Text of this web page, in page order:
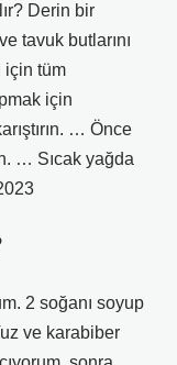
Derin bir
tavuk butlarını
için tüm
için
… Önce
… Sıcak yağda
2 soğanı soyup
ve karabiber